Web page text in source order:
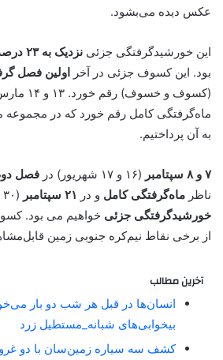
عکس دیده می‌بشود.
این خورشیدگرفتگی جزئی نزدیک به ۲۳ درصد
بود. این کسوف جزئی در آخر
اولین فصل
ماه‌گرفتگی کامل رقم خورد که در
به آن پرداختیم.
۷ و ۸ سپتامبر (۱۶ و ۱۷ شهریور) در فصل
ناظر ماه‌گرفتگی کامل و در ۲۱ سپتامبر
(۳۰ شهریور)
خورشیدگرفتگی جزئی خواهیم می بود.
از برخی نقاط نیم‌کره جنوبی زمین
آخرین مطالب
انسان‌ها در قبل هر شب دو بار
بیخوابی‌های شبانه_مستطیل زرد
کشف سه سیاره زمین‌سان با دو